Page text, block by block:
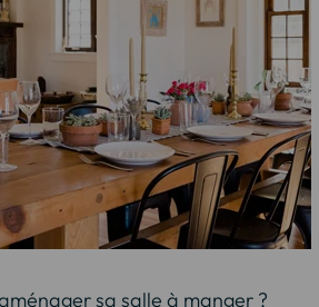
sa salle à manger ?